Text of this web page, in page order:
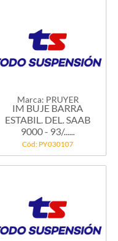
Marca: PRUYER
IM BUJE BARRA
ESTABIL. DEL. SAAB
9000 - 93/......
Cód: PY030107